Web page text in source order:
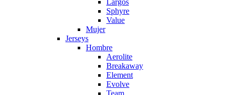
Sphyre
Value
Mujer
Jerseys
Hombre
Aerolite
Breakaway
Element
Evolve
Team